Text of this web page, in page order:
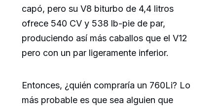
capó, pero su V8 biturbo de 4,4 litros
ofrece 540 CV y 538 lb-pie de par,
produciendo así más caballos que el V12
pero con un par ligeramente inferior.
Entonces, ¿quién compraría un 760Li? Lo
más probable es que sea alguien que